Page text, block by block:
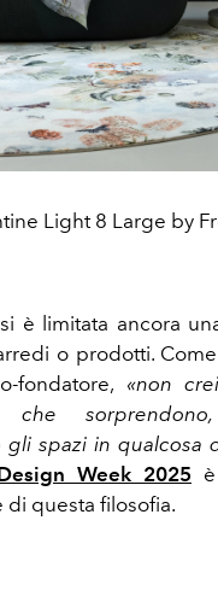
Light 8 Large by
è limitata ancora
o prodotti.
fondatore, «non
che
gli spazi in qualcosa
Week 2025
di questa filosofia.